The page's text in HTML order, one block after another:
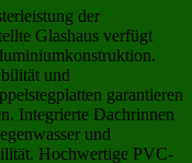
der
Glashaus verfügt
und
garantieren
Integrierte Dachrinnen
und
Hochwertige PVC-